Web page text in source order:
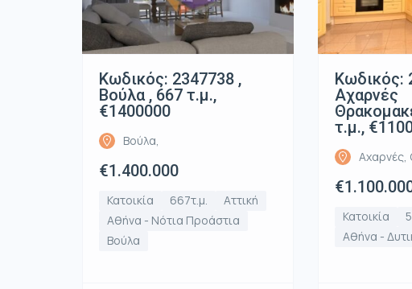
Κωδικός: 2347738 ,
Βούλα , 667 τ.μ.,
€1400000
Βούλα,
€1.400.000
Κατοικία 667τ.μ.
Αττική
Αθήνα - Νότια Προάστια
Βούλα
Κωδικός:
Αχαρνές
τ.μ.,
Αχαρνές,
Κατοικία
Αθήνα -